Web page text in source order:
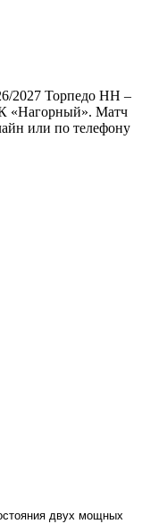
2027 Торпедо НН –
«Нагорный». Матч
или по телефону
двух мощных